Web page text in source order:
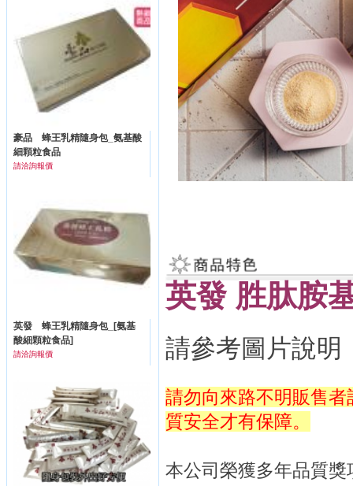
豪品 蜂王乳精隨身包_氨基酸
細顆粒食品
請洽詢報價
英發 蜂王乳精隨身包_[氨基
酸細顆粒食品]
請洽詢報價
英發 胜肽胺
請參考圖片說明
請勿向來路不明販售
質安全才有保障。
本公司榮獲多年品質